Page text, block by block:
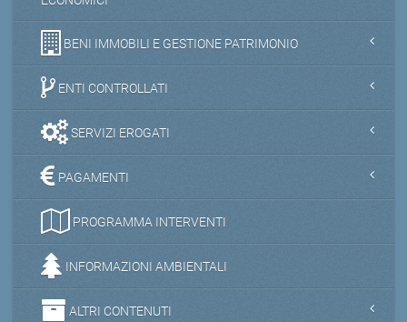
BENI IMMOBILI E GESTIONE PATRIMONIO
ENTI CONTROLLATI
SERVIZI EROGATI
PAGAMENTI
PROGRAMMA INTERVENTI
INFORMAZIONI AMBIENTALI
ALTRI CONTENUTI